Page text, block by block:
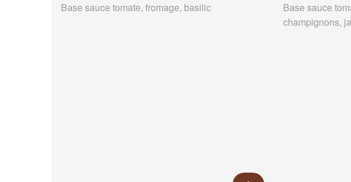
Base sauce tomate, fromage, basilic
Base sauce
champignons,